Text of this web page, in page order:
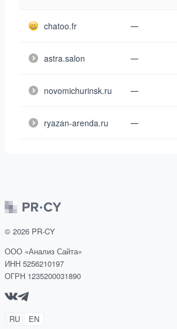
chatoo.fr —
astra.salon —
novomichurinsk.ru —
ryazan-arenda.ru —
© 2026 PR-CY
ООО «Анализ Сайта»
ИНН 5256210197
ОГРН 1235200031890
RU EN